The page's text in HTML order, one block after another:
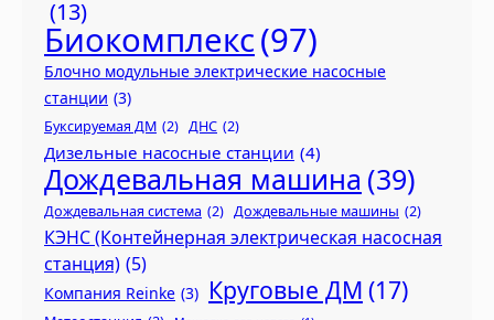
(13)
Биокомплекс(97)
Блочно модульные электрические насосные
станции (3)
Буксируемая ДМ (2) ДНС (2)
Дизельные насосные станции (4)
Дождевальная машина (39)
Дождевальная система (2) Дождевальные машины (2)
КЭНС (Контейнерная электрическая насосная
станция) (5)
Компания Reinke (3) Круговые ДМ (17)